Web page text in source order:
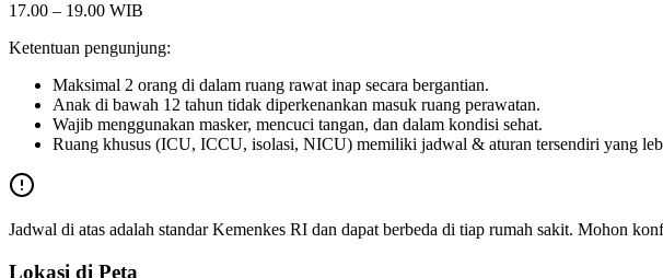
17.00 – 19.00 WIB
Ketentuan pengunjung:
Maksimal 2 orang di dalam ruang rawat inap secara bergantian.
Anak di bawah 12 tahun tidak diperkenankan masuk ruang perawatan.
Wajib menggunakan masker, mencuci tangan, dan dalam kondisi sehat.
Ruang khusus (ICU, ICCU, isolasi, NICU) memiliki jadwal & aturan tersendiri yang
Jadwal di atas adalah standar Kemenkes RI dan dapat berbeda di tiap rumah sakit. Mohon
Lokasi di Peta